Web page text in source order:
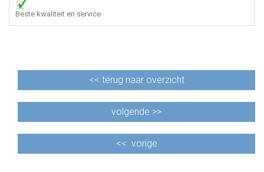
Beste kwaliteit en service
<< terug naar overzicht
volgende >>
<< vorige